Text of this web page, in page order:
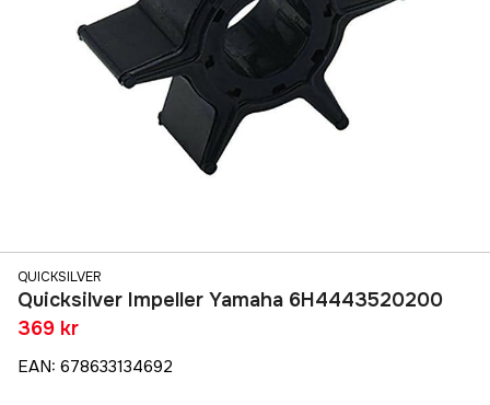
QUICKSILVER
Quicksilver Impeller Yamaha 6H4443520200
369 kr
EAN: 678633134692